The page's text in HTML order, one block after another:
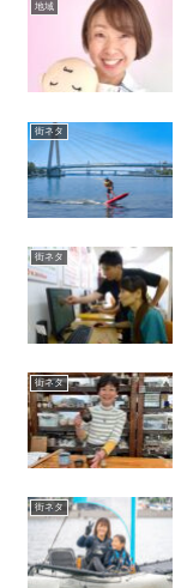
地域
街ネタ
街ネタ
街ネタ
街ネタ